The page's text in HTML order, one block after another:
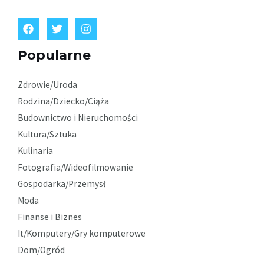
Popularne
Zdrowie/Uroda
Rodzina/Dziecko/Ciąża
Budownictwo i Nieruchomości
Kultura/Sztuka
Kulinaria
Fotografia/Wideofilmowanie
Gospodarka/Przemysł
Moda
Finanse i Biznes
It/Komputery/Gry komputerowe
Dom/Ogród